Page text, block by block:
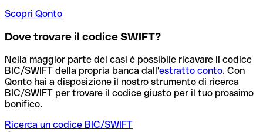
Scopri Qonto
Dove trovare il codice SWIFT?
Nella maggior parte dei casi è possibile ricavare il codice
BIC/SWIFT della propria banca dall'estratto conto. Con
Qonto hai a disposizione il nostro strumento di ricerca
BIC/SWIFT per trovare il codice giusto per il tuo prossimo
bonifico.
Ricerca un codice BIC/SWIFT